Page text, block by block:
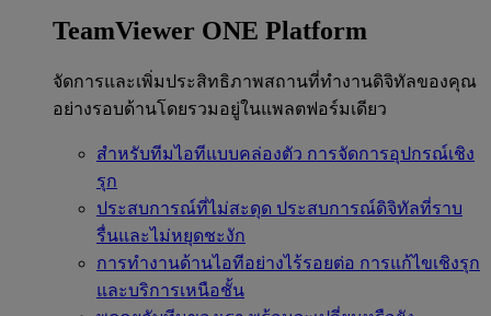
TeamViewer ONE Platform
จัดการและเพิ่มประสิทธิภาพสถานที่ทำงานดิจิทัลของคุณ
อย่างรอบด้านโดยรวมอยู่ในแพลตฟอร์มเดียว
สำหรับทีมไอทีแบบคล่องตัว การจัดการอุปกรณ์เชิง
รุก
ประสบการณ์ที่ไม่สะดุด ประสบการณ์ดิจิทัลที่ราบ
รื่นและไม่หยุดชะงัก
การทำงานด้านไอทีอย่างไร้รอยต่อ การแก้ไขเชิงรุก
และบริการเหนือชั้น